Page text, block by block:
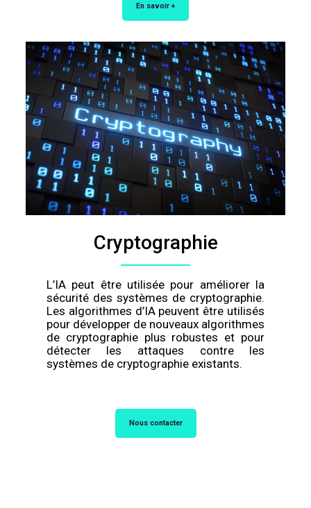
En savoir +
Cryptographie
L’IA peut être utilisée pour améliorer la
sécurité des systèmes de cryptographie.
Les algorithmes d’IA peuvent être utilisés
pour développer de nouveaux algorithmes
de cryptographie plus robustes et pour
détecter les attaques contre les
systèmes de cryptographie existants.
Nous contacter